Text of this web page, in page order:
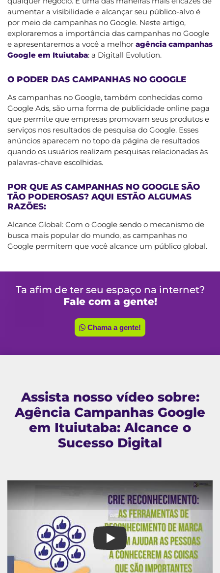
aumentar a visibilidade e alcançar seu público-alvo é
por meio de campanhas no Google. Neste artigo,
exploraremos a importância das campanhas no Google
e apresentaremos a você a melhor agência campanhas
Google em Ituiutaba: a Digitall Evolution.
O PODER DAS CAMPANHAS NO GOOGLE
As campanhas no Google, também conhecidas como
Google Ads, são uma forma de publicidade online paga
que permite que empresas promovam seus produtos e
serviços nos resultados de pesquisa do Google. Esses
anúncios aparecem no topo da página de resultados
quando os usuários realizam pesquisas relacionadas às
palavras-chave escolhidas.
POR QUE AS CAMPANHAS NO GOOGLE SÃO
TÃO PODEROSAS? AQUI ESTÃO ALGUMAS
RAZÕES:
Alcance Global: Com o Google sendo o mecanismo de
busca mais popular do mundo, as campanhas no
Google permitem que você alcance um público global.
Ta afim de ter seu espaço na internet?
Fale com a gente!
Chama a gente!
Assista nosso vídeo sobre:
Agência Campanhas Google
em Ituiutaba: Alcance o
Sucesso Digital
Agência Campanhas Google